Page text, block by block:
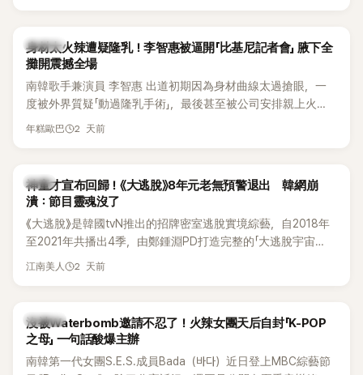
K-POP
身材太火辣遭疑隆乳！李智惠被逼開「比基尼記者會」 腋下全
攤開震撼全場
南韓歌手兼演員 李智惠 出道初期因為身材曲線太過搶眼，一
度被外界質疑「動過隆乳手術」，最後甚至被公司安排親上火
線，召開前所未見的「泳裝記者會」澄清。這場記者會後來還被
熱議。 2日播出的 SBS 綜藝節目《我的經紀人太難搞－秘書
鎮》，邀請同時兼顧工作與育兒的演藝圈代表「媽媽群」——李智
惠、李賢怡、李恩亨，以第13位「My Star」身分登場，分享最真
實的生活日常。 節目一開始，李瑞鎮 率先與李智惠會合，兩人
邊搭車邊聊天，氣氛輕鬆。聊到最近的新聞，李瑞鎮突然直球
發問：「妳不是上新聞了？說妳去做整形？是人中縮短手術嗎？」
延燒到過去的爭議。李瑞鎮脫口補刀：「妳以前不是還在游泳池
開過記者會？」直接點名她當年的風波。李智惠聽了忍不住笑
說：「哥怎麼連這個都知道？」李瑞鎮則回嘴：「那時候新聞鬧那
麼大，不知道才奇怪吧。」一來一往，氣氛反而更加輕鬆。 談到
年糕歐巴 2 天前
韓星
神童才宣布回歸！《大逃脫》8年元老無預警退出 韓網崩
潰：節目靈魂沒了
《大逃脫》是韓國tvN推出的招牌密室逃脫實境綜藝，自2018年
至2021年共播出4季，由鄭鍾淵PD打造完整的「大逃脫宇宙
（DTCU）」，憑藉燒腦劇情、電影級場景與龐大世界觀，累積
江南美人 2 天前
K-POP
沒被Waterbomb邀請不忍了！火辣女團天后自封「K-POP
之母」 一句話酸爆主辦
南韓第一代女團S.E.S.成員Bada（바다）近日登上MBC綜藝節